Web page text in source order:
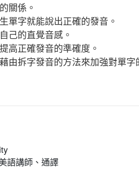
關係。
單字就能說出正確的發音。
己的直覺音感。
高正確發音的準確度。
由拆字發音的方法來加強對單字
語講師、通譯